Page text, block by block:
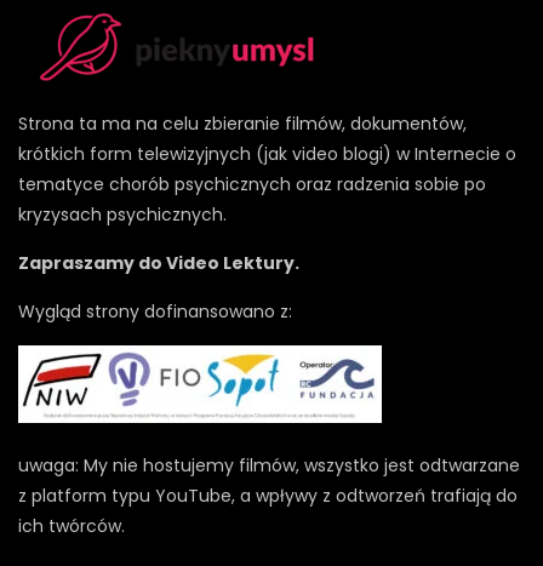
Strona ta ma na celu zbieranie filmów, dokumentów,
krótkich form telewizyjnych (jak video blogi) w Internecie o
tematyce chorób psychicznych oraz radzenia sobie po
kryzysach psychicznych.
Zapraszamy do Video Lektury.
Wygląd strony dofinansowano z:
uwaga: My nie hostujemy filmów, wszystko jest odtwarzane
z platform typu YouTube, a wpływy z odtworzeń trafiają do
ich twórców.